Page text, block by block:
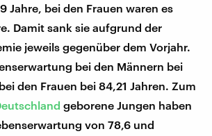
Jahre, bei den Frauen waren es
Damit sank sie aufgrund der
jeweils gegenüber dem Vorjahr.
bei den Männern bei
den Frauen bei 84,21 Jahren. Zum
geborene Jungen haben
von 78,6 und